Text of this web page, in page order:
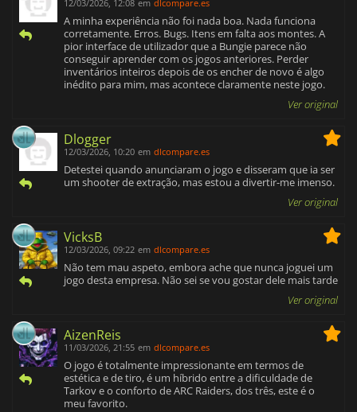
12/03/2026, 12:08 em dlcompare.es
A minha experiência não foi nada boa. Nada funciona
corretamente. Erros. Bugs. Itens em falta aos montes. A
pior interface de utilizador que a Bungie parece não
conseguir aprender com os jogos anteriores. Perder
inventários inteiros depois de os encher de novo é algo
inédito para mim, mas acontece claramente neste jogo.
Ver original
Dlogger
12/03/2026, 10:20 em dlcompare.es
Detestei quando anunciaram o jogo e disseram que ia ser
um shooter de extração, mas estou a divertir-me imenso.
Ver original
VicksB
12/03/2026, 09:22 em dlcompare.es
Não tem mau aspeto, embora ache que nunca joguei um
jogo desta empresa. Não sei se vou gostar dele mais tarde
Ver original
AizenReis
11/03/2026, 21:55 em dlcompare.es
O jogo é totalmente impressionante em termos de
estética e de tiro, é um híbrido entre a dificuldade de
Tarkov e o conforto de ARC Raiders, dos três, este é o
meu favorito.